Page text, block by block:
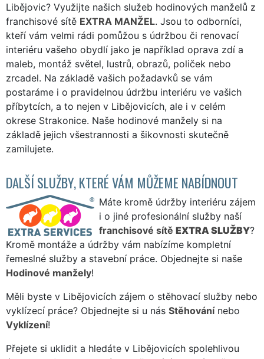
Libějovic? Využijte našich služeb hodinových manželů z
franchisové sítě EXTRA MANŽEL. Jsou to odborníci,
kteří vám velmi rádi pomůžou s údržbou či renovací
interiéru vašeho obydlí jako je například oprava zdí a
maleb, montáž světel, lustrů, obrazů, poliček nebo
zrcadel. Na základě vašich požadavků se vám
postaráme i o pravidelnou údržbu interiéru ve vašich
příbytcích, a to nejen v Libějovicích, ale i v celém
okrese Strakonice. Naše hodinové manžely si na
základě jejich všestrannosti a šikovnosti skutečně
zamilujete.
DALŠÍ SLUŽBY, KTERÉ VÁM MŮŽEME NABÍDNOUT
Máte kromě údržby interiéru zájem
i o jiné profesionální služby naší
franchisové sítě EXTRA SLUŽBY?
Kromě montáže a údržby vám nabízíme kompletní
řemeslné služby a stavební práce. Objednejte si naše
Hodinové manžely!
Měli byste v Libějovicích zájem o stěhovací služby nebo
vyklízecí práce? Objednejte si u nás Stěhovánínebo
Vyklízení!
Přejete si uklidit a hledáte v Libějovicích spolehlivou